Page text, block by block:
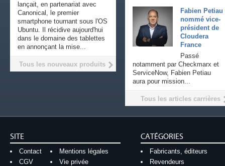
Fabien Petiau
nommé vice-
président de
Cloudera
France
Passé
notamment par Checkmarx et
ServiceNow, Fabien Petiau
aura pour mission...
Tous les articles carrières
lançait, en partenariat avec
Canonical, le premier
smartphone tournant sous l'OS
Ubuntu. Il récidive aujourd'hui
dans le domaine des tablettes
en annonçant la mise...
Tous les nouveaux produits
SITE
Contact
Mentions légales
CGV
Vie privée
CATÉGORIES
Fabricants, éditeurs
Revendeurs